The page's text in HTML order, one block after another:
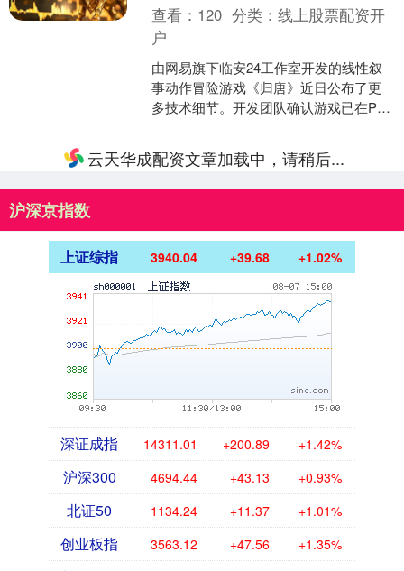
查看： 120 分类：线上股票配资开
户
由网易旗下临安24工作室开发的线性叙
事动作冒险游戏《归唐》近日公布了更
多技术细节。开发团队确认游戏已在PS5
多项核心技术....
云天华成配资文章加载中，请稍后...
沪深京指数
上证综指 3940.04 +39.68 +1.02%
深证成指 14311.01 +200.89 +1.42%
沪深300 4694.44 +43.13 +0.93%
北证50 1134.24 +11.37 +1.01%
创业板指 3563.12 +47.56 +1.35%